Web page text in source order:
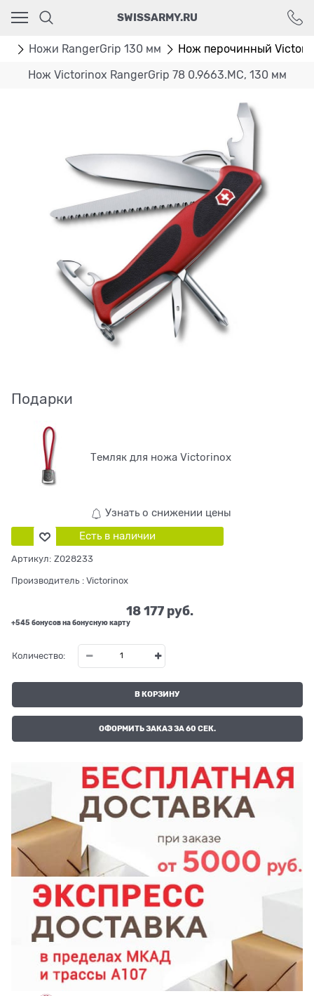
SWISSARMY.RU
Ножи RangerGrip 130 мм Нож перочинный
Нож Victorinox RangerGrip 78 0.9663.MC, 130 мм
Подарки
Темляк для ножа Victorinox
Узнать о снижении цены
Есть в наличии
Артикул: Z028233
Производитель : Victorinox
18 177 руб.
+545 бонусов на бонусную карту
Количество:
В КОРЗИНУ
ОФОРМИТЬ ЗАКАЗ ЗА 60 СЕК.
Ваш город - Москва,
угадали?
ДА НЕТ